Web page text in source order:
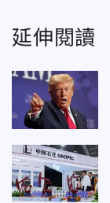
延伸閱讀